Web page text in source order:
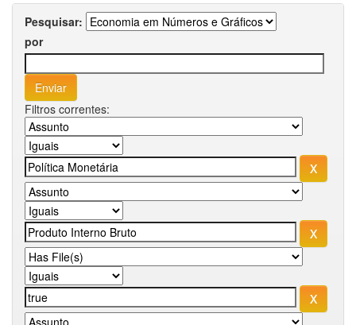
Pesquisar:
por
Filtros correntes: